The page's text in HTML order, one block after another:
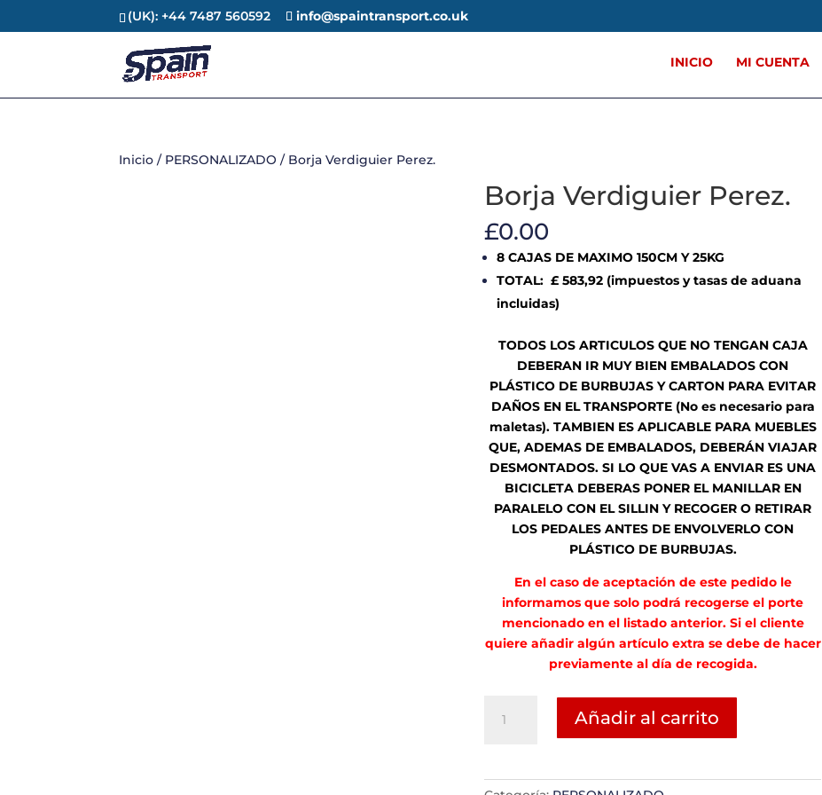
(UK): +44 7487 560592 info@spaintransport.co.uk
INICIO MI CUENTA
Inicio / PERSONALIZADO / Borja Verdiguier Perez.
Borja Verdiguier Perez.
£0.00
8 CAJAS DE MAXIMO 150CM Y 25KG
TOTAL: £ 583,92 (impuestos y tasas de aduana
incluidas)
TODOS LOS ARTICULOS QUE NO TENGAN CAJA
DEBERAN IR MUY BIEN EMBALADOS CON
PLÁSTICO DE BURBUJAS Y CARTON PARA EVITAR
DAÑOS EN EL TRANSPORTE (No es necesario para
maletas). TAMBIEN ES APLICABLE PARA MUEBLES
QUE, ADEMAS DE EMBALADOS, DEBERÁN VIAJAR
DESMONTADOS. SI LO QUE VAS A ENVIAR ES UNA
BICICLETA DEBERAS PONER EL MANILLAR EN
PARALELO CON EL SILLIN Y RECOGER O RETIRAR
LOS PEDALES ANTES DE ENVOLVERLO CON
PLÁSTICO DE BURBUJAS.
En el caso de aceptación de este pedido le
informamos que solo podrá recogerse el porte
mencionado en el listado anterior. Si el cliente
quiere añadir algún artículo extra se debe de hacer
previamente al día de recogida.
Verdiguier
Añadir al carrito